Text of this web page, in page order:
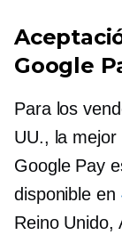
Google
Para los
UU., la
Google Pay
disponible en
Reino Unido,